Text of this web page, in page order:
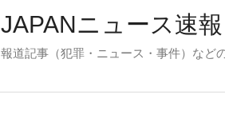
JAPANニュース速報
報道記事（犯罪・ニュース・事件）など